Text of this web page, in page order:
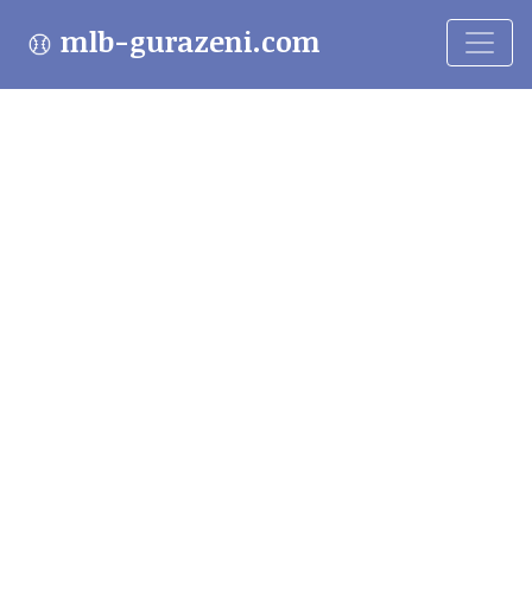
mlb-gurazeni.com